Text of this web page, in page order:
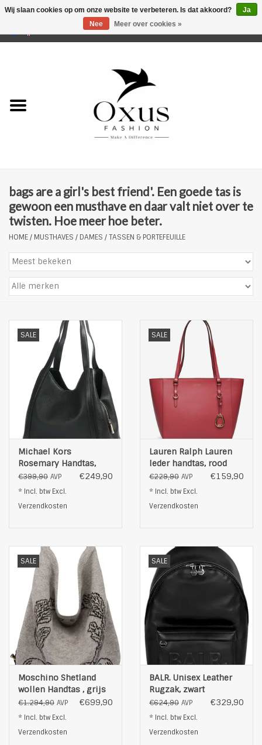
Merken
bags are a girl's best friend'. Een goede tas is
gewoon een musthave en daar valt niet over te
twisten. Hoe meer hoe beter.
HOME/ MUSTHAVES / DAMES /TASSEN & PORTEFEUILLE
SALE
Michael Kors
Rosemary Handtas,
zwart
€399,90 AVP €249,90
* Incl. btw Excl.
Verzendkosten
SALE
Lauren Ralph Lauren
leder handtas, rood
€229,90 AVP €159,90
* Incl. btw Excl.
Verzendkosten
SALE
Moschino Shetland
wollen Handtas , grijs
€1.294,90 AVP €699,90
* Incl. btw Excl.
Verzendkosten
SALE
BALR. Unisex Leather
Rugzak, zwart
€624,90 AVP €329,90
* Incl. btw Excl.
Verzendkosten
Wij slaan cookies op om onze website te verbeteren. Is dat akkoord?
Ja
Nee
Meer over cookies »